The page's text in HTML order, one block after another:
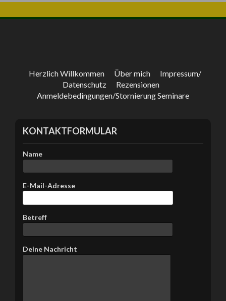
Herzlich Willkommen Über mich
Impressum/
Datenschutz
Rezensionen
Anmeldebedingungen/Stornierung Seminare
KONTAKTFORMULAR
Name
E-Mail-Adresse
Bitte lasse dieses Feld leer.
Betreff
Deine Nachricht